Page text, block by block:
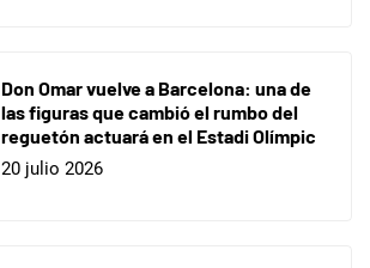
Don Omar vuelve a Barcelona: una de
las figuras que cambió el rumbo del
reguetón actuará en el Estadi Olímpic
20 julio 2026